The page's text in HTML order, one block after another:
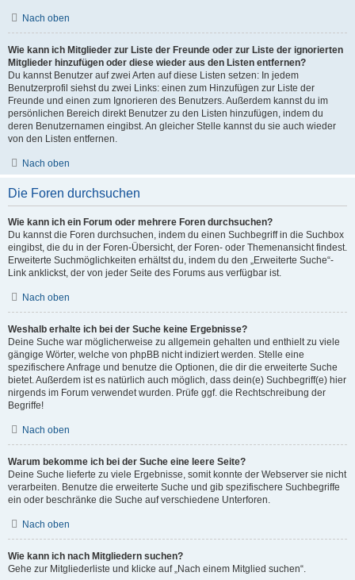
Nach oben
Wie kann ich Mitglieder zur Liste der Freunde oder zur Liste der ignorierten
Mitglieder hinzufügen oder diese wieder aus den Listen entfernen?
Du kannst Benutzer auf zwei Arten auf diese Listen setzen: In jedem
Benutzerprofil siehst du zwei Links: einen zum Hinzufügen zur Liste der
Freunde und einen zum Ignorieren des Benutzers. Außerdem kannst du im
persönlichen Bereich direkt Benutzer zu den Listen hinzufügen, indem du
deren Benutzernamen eingibst. An gleicher Stelle kannst du sie auch wieder
von den Listen entfernen.
Nach oben
Die Foren durchsuchen
Wie kann ich ein Forum oder mehrere Foren durchsuchen?
Du kannst die Foren durchsuchen, indem du einen Suchbegriff in die Suchbox
eingibst, die du in der Foren-Übersicht, der Foren- oder Themenansicht findest.
Erweiterte Suchmöglichkeiten erhältst du, indem du den „Erweiterte Suche“-
Link anklickst, der von jeder Seite des Forums aus verfügbar ist.
Nach oben
Weshalb erhalte ich bei der Suche keine Ergebnisse?
Deine Suche war möglicherweise zu allgemein gehalten und enthielt zu viele
gängige Wörter, welche von phpBB nicht indiziert werden. Stelle eine
spezifischere Anfrage und benutze die Optionen, die dir die erweiterte Suche
bietet. Außerdem ist es natürlich auch möglich, dass dein(e) Suchbegriff(e) hier
nirgends im Forum verwendet wurden. Prüfe ggf. die Rechtschreibung der
Begriffe!
Nach oben
Warum bekomme ich bei der Suche eine leere Seite?
Deine Suche lieferte zu viele Ergebnisse, somit konnte der Webserver sie nicht
verarbeiten. Benutze die erweiterte Suche und gib spezifischere Suchbegriffe
ein oder beschränke die Suche auf verschiedene Unterforen.
Nach oben
Wie kann ich nach Mitgliedern suchen?
Gehe zur Mitgliederliste und klicke auf „Nach einem Mitglied suchen“.